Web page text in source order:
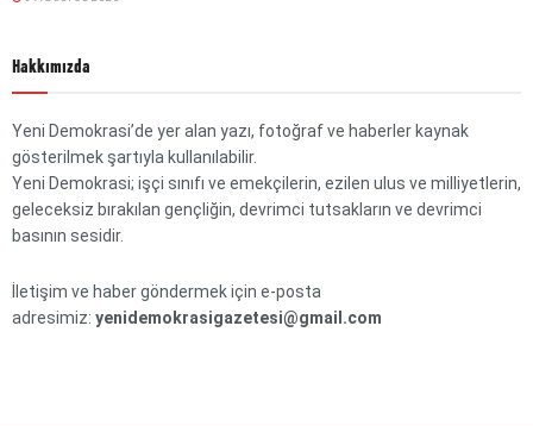
Hakkımızda
Yeni Demokrasi’de yer alan yazı, fotoğraf ve haberler kaynak
gösterilmek şartıyla kullanılabilir.
Yeni Demokrasi; işçi sınıfı ve emekçilerin, ezilen ulus ve milliyetlerin,
geleceksiz bırakılan gençliğin, devrimci tutsakların ve devrimci
basının sesidir.
İletişim ve haber göndermek için e-posta
adresimiz: yenidemokrasigazetesi@gmail.com